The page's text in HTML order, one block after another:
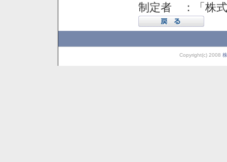
制定者 ：「株
Copyright(c) 2008